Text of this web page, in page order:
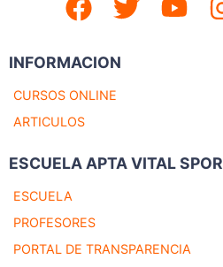
INFORMACION
CURSOS ONLINE
ARTICULOS
ESCUELA APTA VITAL
ESCUELA
PROFESORES
PORTAL DE TRANSPARENCIA